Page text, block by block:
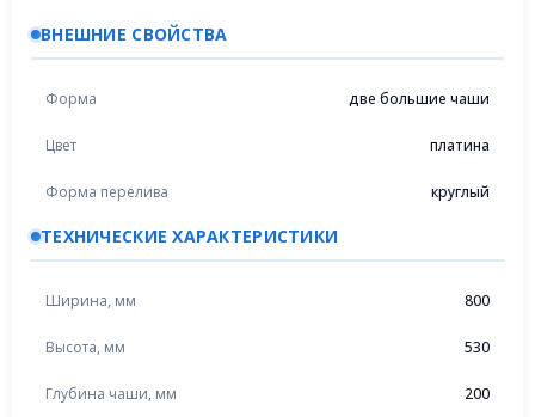
ВНЕШНИЕ СВОЙСТВА
Форма две большие чаши
Цвет платина
Форма перелива круглый
ТЕХНИЧЕСКИЕ ХАРАКТЕРИСТИКИ
Ширина, мм 800
Высота, мм 530
Глубина чаши, мм 200